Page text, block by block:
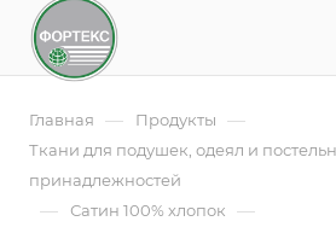
Главная — Продукты —
Ткани для подушек, одеял и
принадлежностей
— Сатин 100% хлопок —